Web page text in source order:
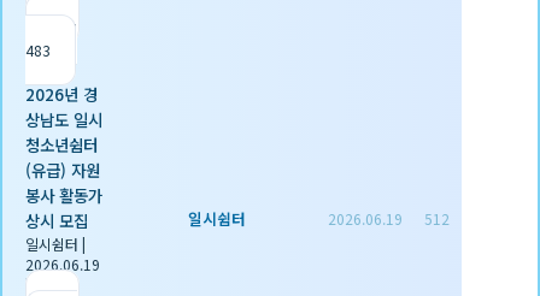
조회
483
2026년 경
상남도 일시
청소년쉼터
(유급) 자원
봉사 활동가
상시 모집
일시쉼터 |
2026.06.19
|
일시쉼터 2026.06.19 512